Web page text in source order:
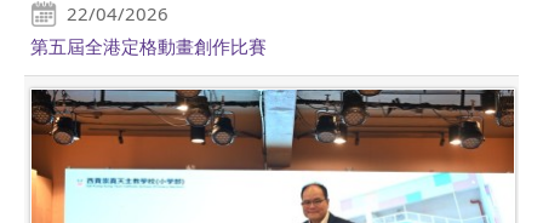
22/04/2026
第五屆全港定格動畫創作比賽